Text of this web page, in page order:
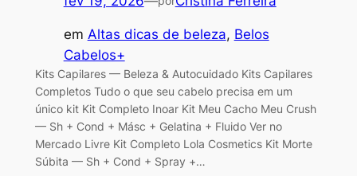
em Altas dicas de beleza, Belos
Cabelos+
Kits Capilares — Beleza & Autocuidado Kits Capilares
Completos Tudo o que seu cabelo precisa em um
único kit Kit Completo Inoar Kit Meu Cacho Meu Crush
— Sh + Cond + Másc + Gelatina + Fluido Ver no
Mercado Livre Kit Completo Lola Cosmetics Kit Morte
Súbita — Sh + Cond + Spray +…